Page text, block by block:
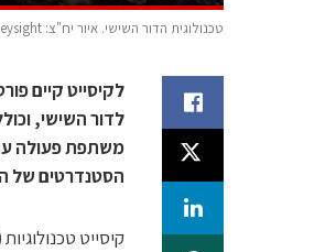
טכנולוגית הדור השישי. איור יח"צ: Keysight
לקיסייט קיים
לדור השישי,
משתפת פעולה
הסטנדרטים של